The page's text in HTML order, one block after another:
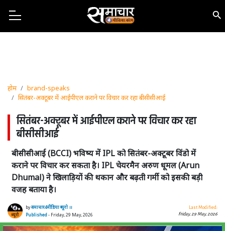
होम
brand-speaks
सितंबर-अक्टूबर में आईपीएल कराने पर विचार कर रहा बीसीसीआई
सितंबर-अक्टूबर में आईपीएल कराने पर विचार कर रहा
बीसीसीआई
बीसीसीआई (BCCI) भविष्य में IPL को सितंबर-अक्टूबर विंडो में
कराने पर विचार कर सकता है। IPL चेयरमैन अरुण धूमल (Arun
Dhumal) ने खिलाड़ियों की थकान और बढ़ती गर्मी को इसकी बड़ी
वजह बताया है।
byसमाचार4मीडिया ब्यूरो ।।
Published- Friday, 29 May, 2026
Last Modified:
Friday, 29 May, 2026